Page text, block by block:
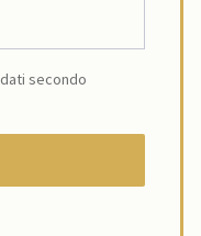
secondo